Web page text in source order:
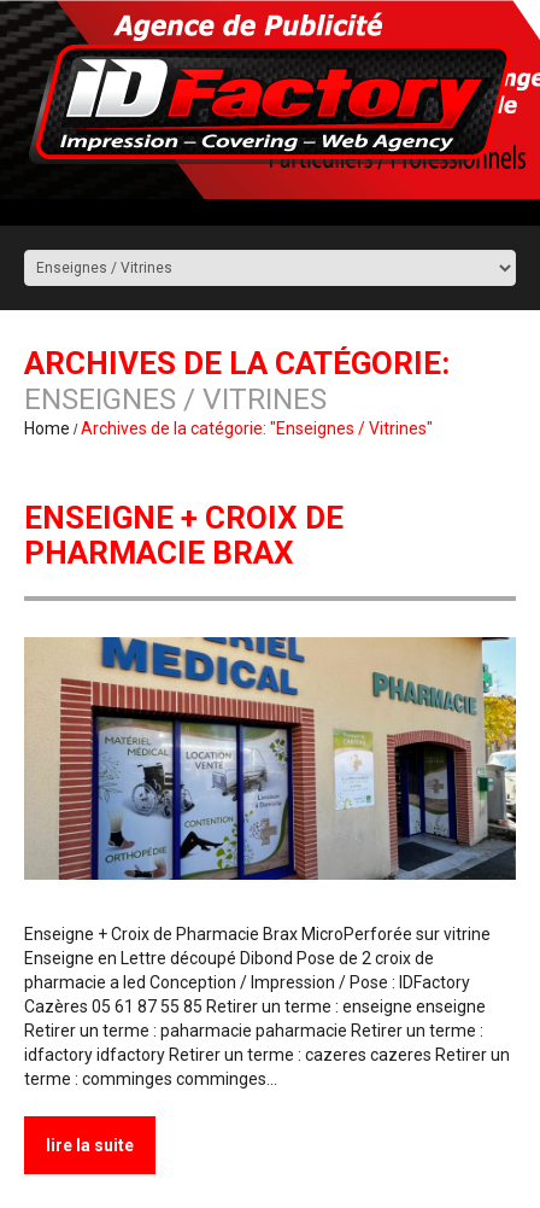
ARCHIVES DE LA CATÉGORIE:
ENSEIGNES / VITRINES
Home Archives de la catégorie: "Enseignes / Vitrines"
ENSEIGNE + CROIX DE
PHARMACIE BRAX
Enseigne + Croix de Pharmacie Brax MicroPerforée sur vitrine
Enseigne en Lettre découpé Dibond Pose de 2 croix de
pharmacie a led Conception / Impression / Pose : IDFactory
Cazères 05 61 87 55 85 Retirer un terme : enseigne enseigne
Retirer un terme : paharmacie paharmacie Retirer un terme :
idfactory idfactory Retirer un terme : cazeres cazeres Retirer un
terme : comminges comminges…
lire la suite